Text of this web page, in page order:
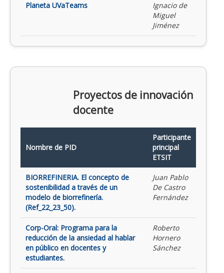
Planeta UVaTeams
Ignacio de
Miguel
Jiménez
Proyectos de innovación
docente
Nombre de PID
Participante
principal
ETSIT
BIORREFINERIA. El concepto de
sostenibilidad a través de un
modelo de biorrefinería.
(Ref_22_23_50).
Juan Pablo
De Castro
Fernández
Corp-Oral: Programa para la
reducción de la ansiedad al hablar
en público en docentes y
estudiantes.
Roberto
Hornero
Sánchez